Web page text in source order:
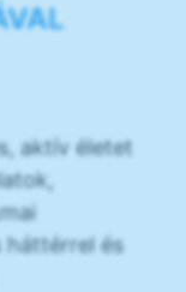
aktív életet
háttérrel és